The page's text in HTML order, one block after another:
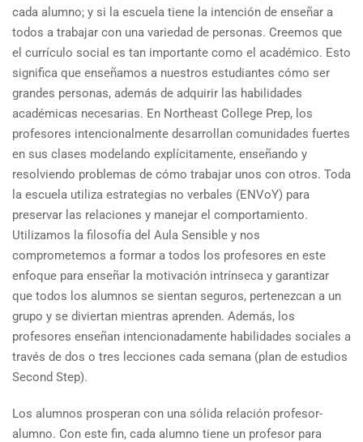
cada alumno; y si la escuela tiene la intención de enseñar a
todos a trabajar con una variedad de personas. Creemos que
el currículo social es tan importante como el académico. Esto
significa que enseñamos a nuestros estudiantes cómo ser
grandes personas, además de adquirir las habilidades
académicas necesarias. En Northeast College Prep, los
profesores intencionalmente desarrollan comunidades fuertes
en sus clases modelando explícitamente, enseñando y
resolviendo problemas de cómo trabajar unos con otros. Toda
la escuela utiliza estrategias no verbales (ENVoY) para
preservar las relaciones y manejar el comportamiento.
Utilizamos la filosofía del Aula Sensible y nos
comprometemos a formar a todos los profesores en este
enfoque para enseñar la motivación intrínseca y garantizar
que todos los alumnos se sientan seguros, pertenezcan a un
grupo y se diviertan mientras aprenden. Además, los
profesores enseñan intencionadamente habilidades sociales a
través de dos o tres lecciones cada semana (plan de estudios
Second Step).
Los alumnos prosperan con una sólida relación profesor-
alumno. Con este fin, cada alumno tiene un profesor para